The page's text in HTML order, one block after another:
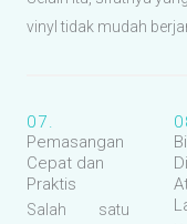
vinyl tidak mudah
07.
Pemasangan
Cepat dan
Praktis
Salah satu